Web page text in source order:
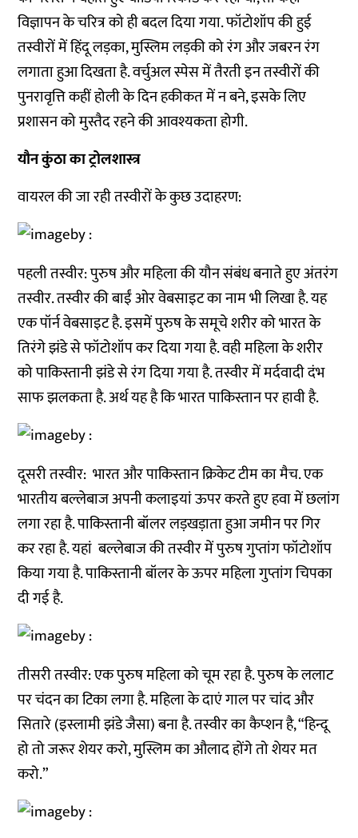
विज्ञापन के चरित्र को ही बदल दिया गया. फॉटोशॉप की हुई
तस्वीरों में हिंदू लड़का, मुस्लिम लड़की को रंग और जबरन रंग
लगाता हुआ दिखता है. वर्चुअल स्पेस में तैरती इन तस्वीरों की
पुनरावृत्ति कहीं होली के दिन हकीकत में न बने, इसके लिए
प्रशासन को मुस्तैद रहने की आवश्यकता होगी.
यौनकुंठाकाट्रोलशास्त्र
वायरल की जा रही तस्वीरों के कुछ उदाहरण:
पहली तस्वीर: पुरुष और महिला की यौन संबंध बनाते हुए अंतरंग
तस्वीर. तस्वीर की बाईं ओर वेबसाइट का नाम भी लिखा है. यह
एक पॉर्न वेबसाइट है. इसमें पुरुष के समूचे शरीर को भारत के
तिरंगे झंडे से फॉटोशॉप कर दिया गया है. वही महिला के शरीर
को पाकिस्तानी झंडे से रंग दिया गया है. तस्वीर में मर्दवादी दंभ
साफ झलकता है. अर्थ यह है कि भारत पाकिस्तान पर हावी है.
दूसरी तस्वीर: भारत और पाकिस्तान क्रिकेट टीम का मैच. एक
भारतीय बल्लेबाज अपनी कलाइयां ऊपर करते हुए हवा में छलांग
लगा रहा है. पाकिस्तानी बॉलर लड़खड़ाता हुआ जमीन पर गिर
कर रहा है. यहां बल्लेबाज की तस्वीर में पुरुष गुप्तांग फॉटोशॉप
किया गया है. पाकिस्तानी बॉलर के ऊपर महिला गुप्तांग चिपका
दी गई है.
तीसरी तस्वीर: एक पुरुष महिला को चूम रहा है. पुरुष के ललाट
पर चंदन का टिका लगा है. महिला के दाएं गाल पर चांद और
सितारे (इस्लामी झंडे जैसा) बना है. तस्वीर का कैप्शन है, “हिन्दू
हो तो जरूर शेयर करो, मुस्लिम का औलाद होंगे तो शेयर मत
करो.”